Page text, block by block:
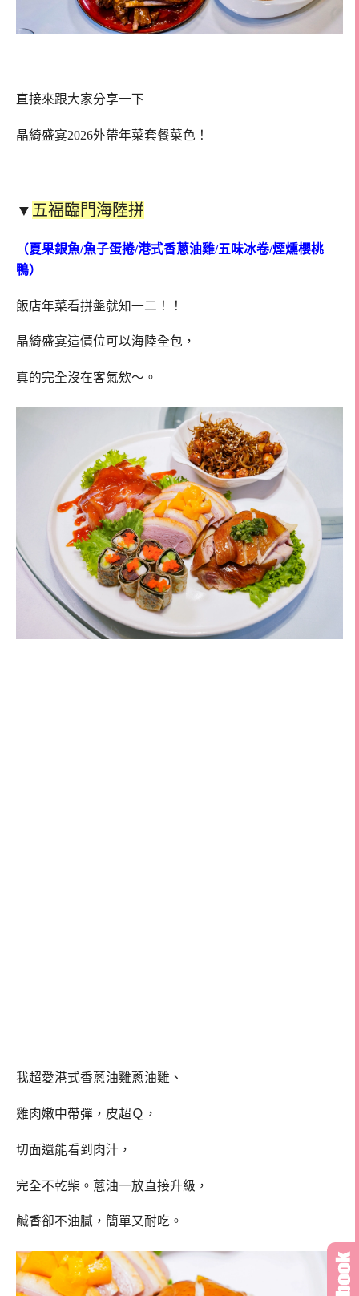
直接來跟大家分享一下
晶綺盛宴2026外帶年菜套餐菜色！
▼ 五福臨門海陸拼
（夏果銀魚/魚子蛋捲/港式香蔥油雞/五味冰卷/煙燻櫻桃
鴨）
飯店年菜看拼盤就知一二！！
晶綺盛宴這價位可以海陸全包，
真的完全沒在客氣欸～。
我超愛港式香蔥油雞蔥油雞、
雞肉嫩中帶彈，皮超Ｑ，
切面還能看到肉汁，
完全不乾柴。蔥油一放直接升級，
鹹香卻不油膩，簡單又耐吃。